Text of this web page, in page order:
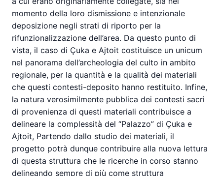
momento della loro dismissione e intenzionale
deposizione negli strati di riporto per la
rifunzionalizzazione dell’area. Da questo punto di
vista, il caso di Çuka e Ajtoit costituisce un unicum
nel panorama dell’archeologia del culto in ambito
regionale, per la quantità e la qualità dei materiali
che questi contesti-deposito hanno restituito. Infine,
la natura verosimilmente pubblica dei contesti sacri
di provenienza di questi materiali contribuisce a
delineare la complessità del “Palazzo” di Çuka e
Ajtoit, Partendo dallo studio dei materiali, il
progetto potrà dunque contribuire alla nuova lettura
di questa struttura che le ricerche in corso stanno
delineando sempre di più come struttura